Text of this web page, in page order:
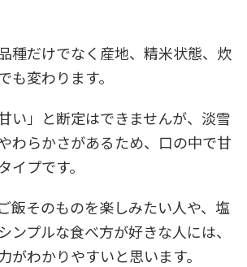
種だけでなく産地、精米状態、炊
も変わります。
い」と断定はできませんが、淡雪
わらかさがあるため、口の中で甘
イプです。
飯そのものを楽しみたい人や、塩
ンプルな食べ方が好きな人には、
がわかりやすいと思います。